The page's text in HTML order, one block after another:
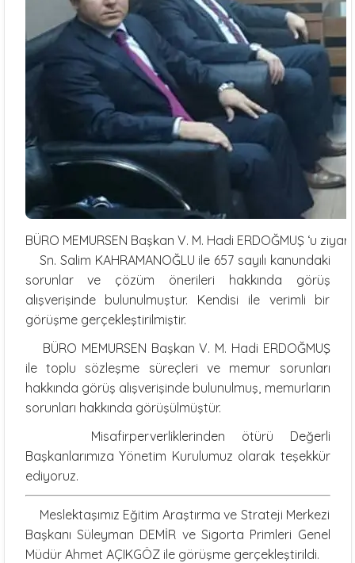
BÜRO MEMURSEN Başkan V. M. Hadi ERDOĞMUŞ ‘u
Sn. Salim KAHRAMANOĞLU ile 657 sayılı kanundaki
sorunlar ve çözüm önerileri hakkında görüş
alışverişinde bulunulmuştur. Kendisi ile verimli bir
görüşme gerçekleştirilmiştir.
BÜRO MEMURSEN Başkan V. M. Hadi ERDOĞMUŞ
ile toplu sözleşme süreçleri ve memur sorunları
hakkında görüş alışverişinde bulunulmuş, memurların
sorunları hakkında görüşülmüştür.
Misafirperverliklerinden ötürü Değerli
Başkanlarımıza Yönetim Kurulumuz olarak teşekkür
ediyoruz.
Meslektaşımız Eğitim Araştırma ve Strateji Merkezi
Başkanı Süleyman DEMİR ve Sigorta Primleri Genel
Müdür Ahmet AÇIKGÖZ ile görüşme gerçekleştirildi.